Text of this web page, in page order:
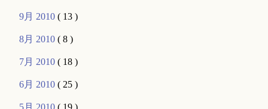
9月 2010( 13 )
8月 2010( 8 )
7月 2010( 18 )
6月 2010( 25 )